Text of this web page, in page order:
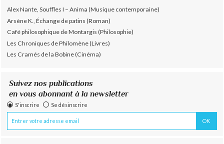
Alex Nante, Souffles I – Anima (Musique contemporaine)
Arsène K., Échange de patins (Roman)
Café philosophique de Montargis (Philosophie)
Les Chroniques de Philomène (Livres)
Les Cramés de la Bobine (Cinéma)
Suivez nos publications
en vous abonnant à la newsletter
S'inscrire Se désinscrire